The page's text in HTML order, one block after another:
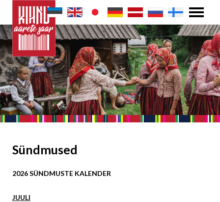
Sündmused
2026 SÜNDMUSTE KALENDER
JUULI